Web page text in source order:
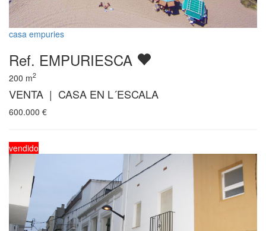
casa empuries
Ref. EMPURIESCA
200 m2
VENTA | CASA EN L´ESCALA
600.000 €
vendido